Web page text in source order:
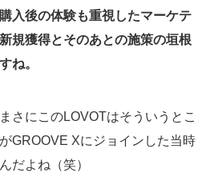
入後の体験も重視したマーケテ
規獲得とそのあとの施策の垣根
ね。
さにこのLOVOTはそういうとこ
GROOVE Xにジョインした当時
だよね（笑）